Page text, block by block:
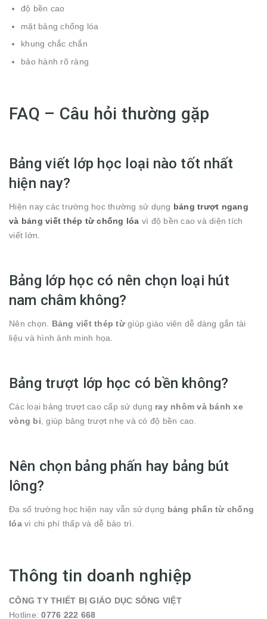
độ bền cao
mặt bảng chống lóa
khung chắc chắn
bảo hành rõ ràng
FAQ – Câu hỏi thường gặp
Bảng viết lớp học loại nào tốt nhất
hiện nay?
Hiện nay các trường học thường sử dụng bảng trượt ngang
và bảng viết thép từ chống lóa vì độ bền cao và diện tích
viết lớn.
Bảng lớp học có nên chọn loại hút
nam châm không?
Nên chọn. Bảng viết thép từgiúp giáo viên dễ dàng gắn tài
liệu và hình ảnh minh họa.
Bảng trượt lớp học có bền không?
Các loại bảng trượt cao cấp sử dụng ray nhôm và bánh xe
vòng bi , giúp bảng trượt nhẹ và có độ bền cao.
Nên chọn bảng phấn hay bảng bút
lông?
Đa số trường học hiện nay vẫn sử dụng bảng phấn từ chống
lóavì chi phí thấp và dễ bảo trì.
Thông tin doanh nghiệp
CÔNG TY THIẾT BỊ GIÁO DỤC SÔNG VIỆT
Hotline:0776 222 668